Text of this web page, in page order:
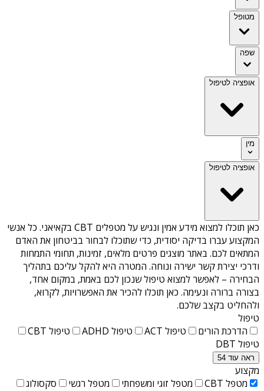
מטופל
שפה
אופציה לטיפול
מין
אופציה לטיפול
כאן תוכלו למצוא מידע אמין ונגיש על מטפלים CBT בקאיאני
. כל אנשי
המקצוע עברו בדיקה יסודית, כדי שתוכלו לבחור בביטחון את האדם
המתאים לכם. באתר מוצגים פרטים מלאים, זמינות, תחומי התמחות
ודרכי יצירת קשר ישירה ונוחה. המטרה היא להקל עליכם בתהליך
הבחירה – לאפשר למצוא טיפול שנכון לכם באמת, במקום אחד,
בצורה ברורה ונעימה. כאן תוכלו להכיר את האפשרויות, לקרוא,
ולהחליט בקצב שלכם.
טיפול
הדרכת הורים
טיפול ACT טיפול ADHD
טיפול CBT
טיפול DBT
ראה עוד 54
מקצוע
מטפל CBT
מטפל זוגי ומשפחתי מטפל רגשי
סקסולוג